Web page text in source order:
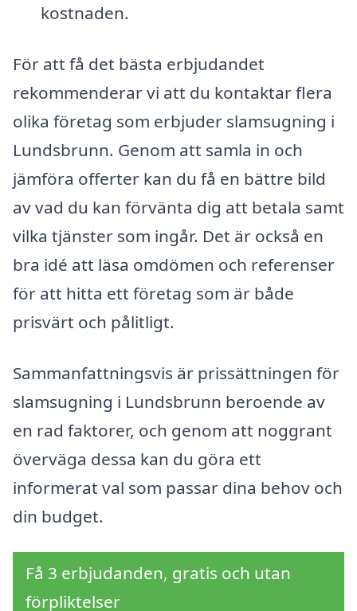
kostnaden.
För att få det bästa erbjudandet
rekommenderar vi att du kontaktar flera
olika företag som erbjuder slamsugning i
Lundsbrunn. Genom att samla in och
jämföra offerter kan du få en bättre bild
av vad du kan förvänta dig att betala samt
vilka tjänster som ingår. Det är också en
bra idé att läsa omdömen och referenser
för att hitta ett företag som är både
prisvärt och pålitligt.
Sammanfattningsvis är prissättningen för
slamsugning i Lundsbrunn beroende av
en rad faktorer, och genom att noggrant
överväga dessa kan du göra ett
informerat val som passar dina behov och
din budget.
Få 3 erbjudanden, gratis och utan
förpliktelser